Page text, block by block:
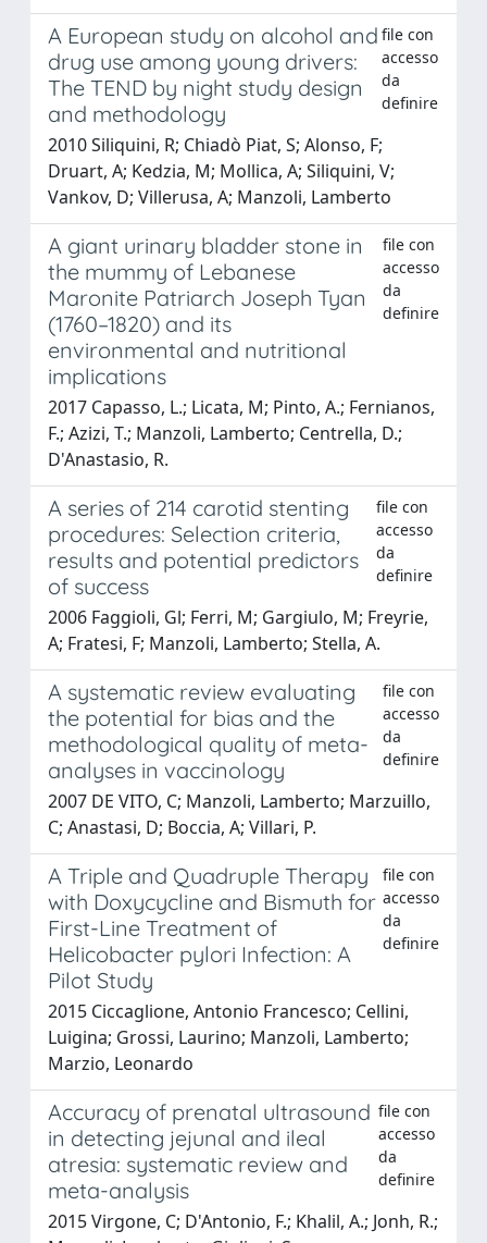
A European study on alcohol and
drug use among young drivers:
The TEND by night study design
and methodology
file con
accesso
da
definire
2010 Siliquini, R; Chiadò Piat, S; Alonso, F;
Druart, A; Kedzia, M; Mollica, A; Siliquini, V;
Vankov, D; Villerusa, A; Manzoli, Lamberto
A giant urinary bladder stone in
the mummy of Lebanese
Maronite Patriarch Joseph Tyan
(1760–1820) and its
environmental and nutritional
implications
file con
accesso
da
definire
2017 Capasso, L.; Licata, M; Pinto, A.; Fernianos,
F.; Azizi, T.; Manzoli, Lamberto; Centrella, D.;
D'Anastasio, R.
A series of 214 carotid stenting
procedures: Selection criteria,
results and potential predictors
of success
file con
accesso
da
definire
2006 Faggioli, Gl; Ferri, M; Gargiulo, M; Freyrie,
A; Fratesi, F; Manzoli, Lamberto; Stella, A.
A systematic review evaluating
the potential for bias and the
methodological quality of meta-
analyses in vaccinology
file con
accesso
da
definire
2007 DE VITO, C; Manzoli, Lamberto; Marzuillo,
C; Anastasi, D; Boccia, A; Villari, P.
A Triple and Quadruple Therapy
with Doxycycline and Bismuth for
First-Line Treatment of
Helicobacter pylori Infection: A
Pilot Study
file con
accesso
da
definire
2015 Ciccaglione, Antonio Francesco; Cellini,
Luigina; Grossi, Laurino; Manzoli, Lamberto;
Marzio, Leonardo
Accuracy of prenatal ultrasound
in detecting jejunal and ileal
atresia: systematic review and
meta-analysis
file con
accesso
da
definire
2015 Virgone, C; D'Antonio, F.; Khalil, A.; Jonh, R.;